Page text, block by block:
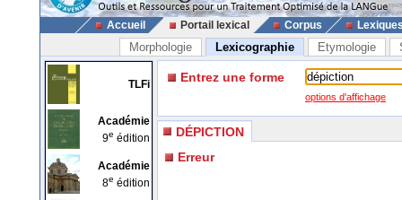
Accueil Portail lexical Corpus
Morphologie Lexicographie Etymologie
TLFi
Académie
9e édition
Académie
8e édition
Entrez une forme
options d'affichage
DÉPICTION
Erreur